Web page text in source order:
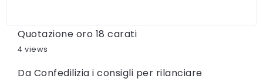
Quotazione oro 18 carati
4 views
Da Confedilizia i consigli per rilanciare